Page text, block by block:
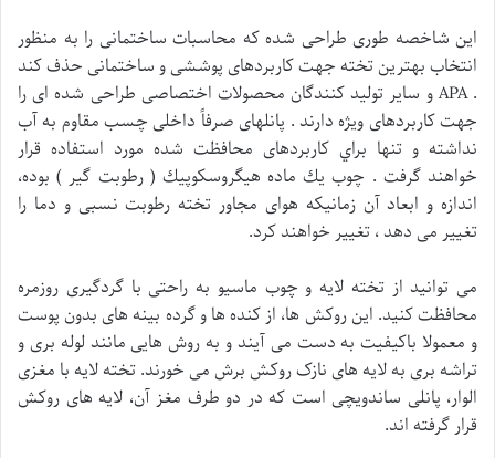
اين شاخصه طوری طراحی شده كه محاسبات ساختمانی را به منظور
انتخاب بهترين تخته جهت كاربردهای پوششی و ساختمانی حذف كند
. APA و ساير توليد كنندگان محصولات اختصاصی طراحی شده ای را
جهت كاربردهای ويژه دارند . پانلهای صرفاً داخلی چسب مقاوم به آب
نداشته و تنها براي كاربردهای محافظت شده مورد استفاده قرار
خواهند گرفت . چوب يك ماده هيگروسكوپيك ( رطوبت گير ) بوده،
اندازه و ابعاد آن زمانيكه هوای مجاور تخته رطوبت نسبی و دما را
تغيير می دهد ، تغيير خواهند كرد.
می توانید از تخته لایه و چوب ماسیو به راحتی با گردگیری روزمره
محافظت کنید. این روکش ها، از کنده ها و گرده بینه های بدون پوست
و معمولا باکیفیت به دست می آیند و به روش هایی مانند لوله بری و
تراشه بری به لایه های نازک روکش برش می خورند. تخته لایه با مغزی
الوار، پانلی ساندویچی است که در دو طرف مغز آن، لایه های روکش
قرار گرفته اند.